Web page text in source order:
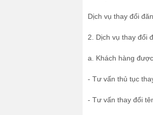
Dịch vụ thay đổi
2. Dịch vụ thay đổi
a. Khách hàng
- Tư vấn thủ tục
- Tư vấn thay đổi